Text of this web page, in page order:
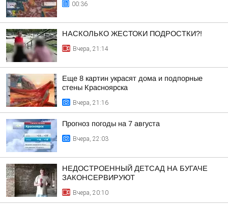
00:36
НАСКОЛЬКО ЖЕСТОКИ ПОДРОСТКИ?!
Вчера, 21:14
Еще 8 картин украсят дома и подпорные
стены Красноярска
Вчера, 21:16
Прогноз погоды на 7 августа
Вчера, 22:03
НЕДОСТРОЕННЫЙ ДЕТСАД НА БУГАЧЕ
ЗАКОНСЕРВИРУЮТ
Вчера, 20:10